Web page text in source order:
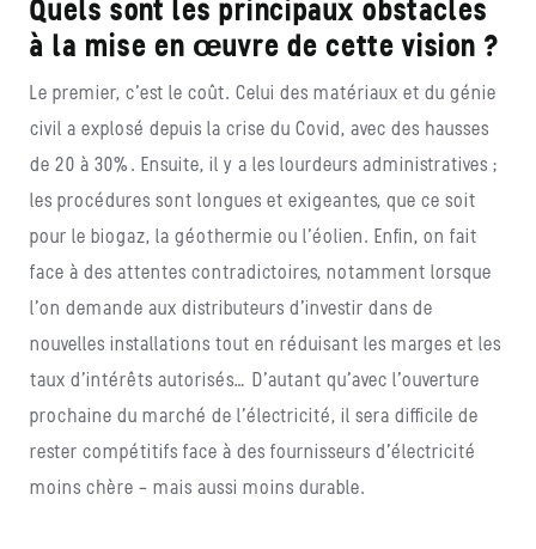
Quels sont les principaux obstacles
à la mise en œuvre de cette vision ?
Le premier, c’est le coût. Celui des matériaux et du génie
civil a explosé depuis la crise du Covid, avec des hausses
de 20 à 30%. Ensuite, il y a les lourdeurs administratives ;
les procédures sont longues et exigeantes, que ce soit
pour le biogaz, la géothermie ou l’éolien. Enfin, on fait
face à des attentes contradictoires, notamment lorsque
l’on demande aux distributeurs d’investir dans de
nouvelles installations tout en réduisant les marges et les
taux d’intérêts autorisés… D’autant qu’avec l’ouverture
prochaine du marché de l’électricité, il sera difficile de
rester compétitifs face à des fournisseurs d’électricité
moins chère – mais aussi moins durable.